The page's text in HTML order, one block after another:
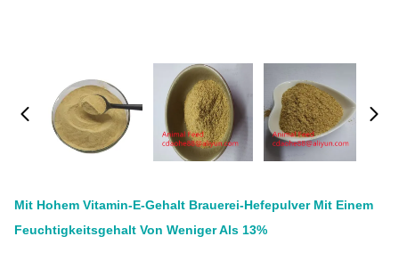
Mit Hohem Vitamin-E-Gehalt Brauerei-Hefepulver Mit Einem
Feuchtigkeitsgehalt Von Weniger Als 13%